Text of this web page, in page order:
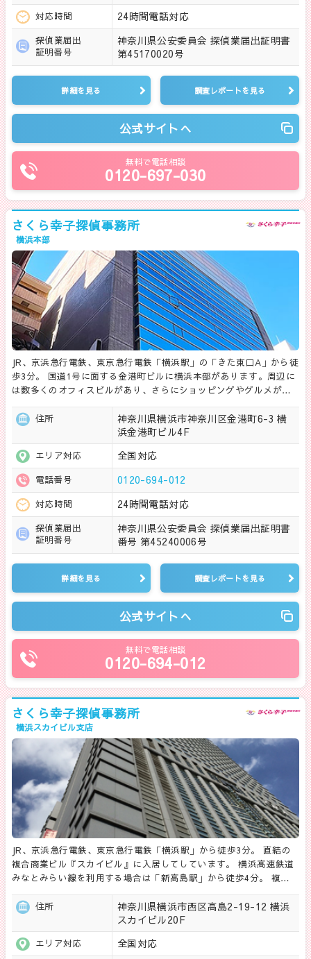
対応時間 24時間電話対応
探偵業届出
証明番号
神奈川県公安委員会 探偵業届出証明書
第45170020号
詳細を見る 調査レポートを見る
公式サイトへ
無料で電話相談
0120-697-030
さくら幸子探偵事務所
横浜本部
JR、京浜急行電鉄、東京急行電鉄「横浜駅」の「きた東口A」から徒
歩3分。 国道1号に面する金港町ビルに横浜本部があります。周辺に
は数多くのオフィスビルがあり、さらにショッピングやグルメが…
住所
神奈川県横浜市神奈川区金港町6-3 横
浜金港町ビル4F
エリア対応 全国対応
電話番号 0120-694-012
対応時間 24時間電話対応
探偵業届出
証明番号
神奈川県公安委員会 探偵業届出証明書
番号 第45240006号
詳細を見る 調査レポートを見る
公式サイトへ
無料で電話相談
0120-694-012
さくら幸子探偵事務所
横浜スカイビル支店
JR、京浜急行電鉄、東京急行電鉄「横浜駅」から徒歩3分。 直結の
複合商業ビル『スカイビル』に入居してしています。 横浜高速鉄道
みなとみらい線を利用する場合は「新高島駅」から徒歩4分。 複…
住所
神奈川県横浜市西区高島2-19-12 横浜
スカイビル20F
エリア対応 全国対応